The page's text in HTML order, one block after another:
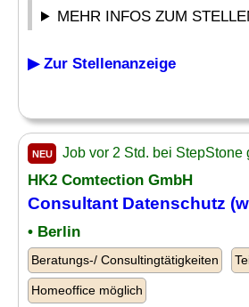
MEHR INFOS ZUM
▶ Zur Stellenanzeige
NEU Job vor 2 Std. bei StepStone
HK2 Comtection GmbH
Consultant Datenschutz
• Berlin
Beratungs-/ Consultingtätigkeiten
Homeoffice möglich